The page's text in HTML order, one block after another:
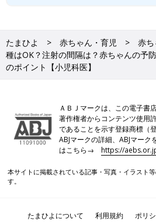
たまひよ 赤ちゃん・育児 赤
種はOK？注射の間隔は？赤ちゃんの予
のポイント【小児科医】
ＡＢＪマークは、この電子書
著作権者からコンテンツ使用
であることを示す登録商標（
ABJマークの詳細、ABJマー
はこちら→https://
本サイトに掲載されている記事・写真・イラスト
す。
たまひよについて 利用規約 ポリ